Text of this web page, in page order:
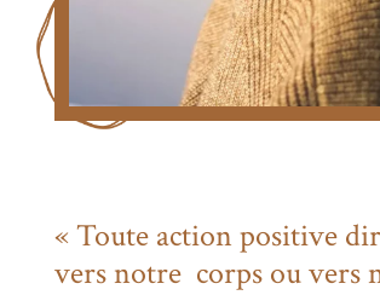
« Toute action positive
vers notre corps ou vers